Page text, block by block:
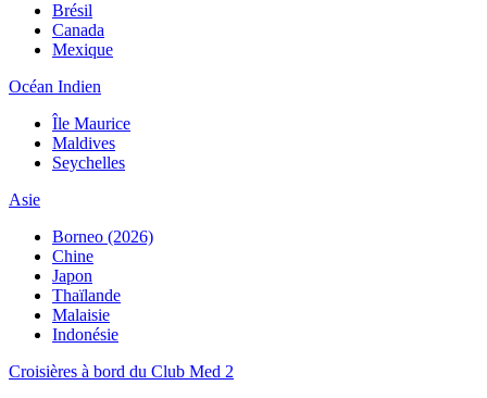
Brésil
Canada
Mexique
Océan Indien
Île Maurice
Maldives
Seychelles
Asie
Borneo (2026)
Chine
Japon
Thaïlande
Malaisie
Indonésie
Croisières à bord du Club Med 2